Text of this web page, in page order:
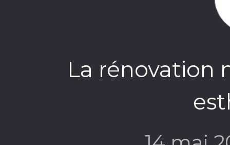
La rénovation